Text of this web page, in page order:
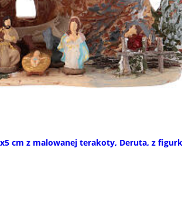
cm z malowanej terakoty, Deruta, z